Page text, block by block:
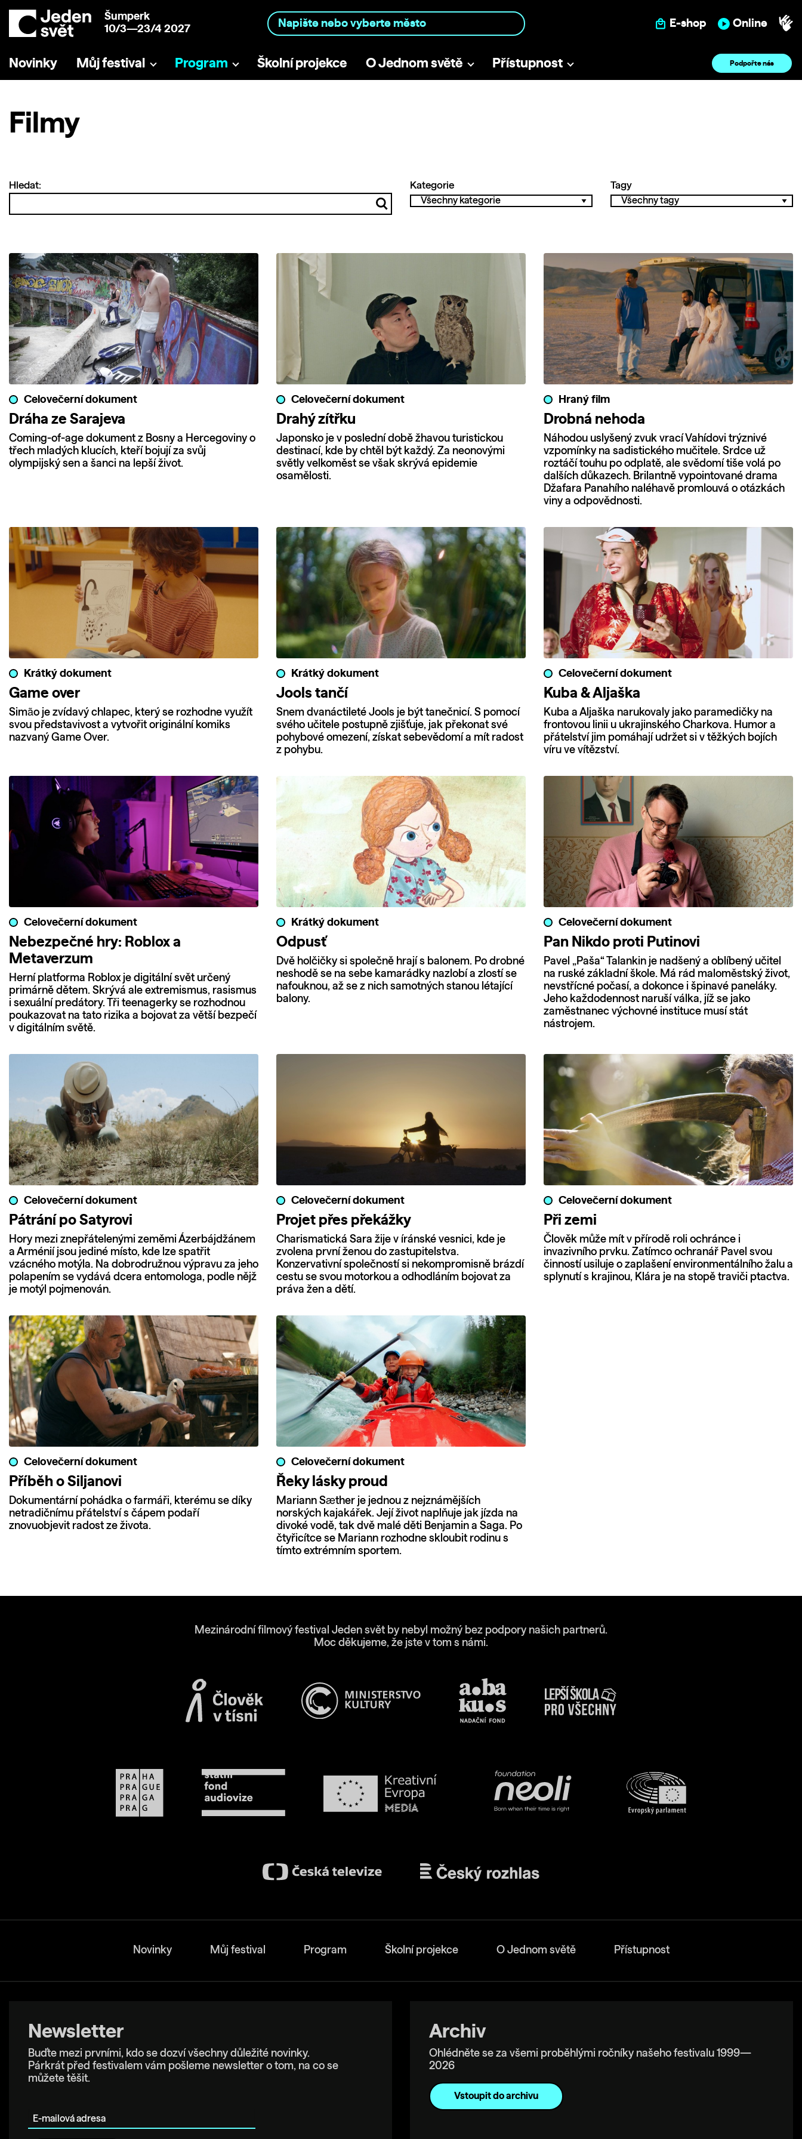
Šumperk
10/3—23/4 2027
E-shop Online
Novinky Můj festival Program Školní projekce O Jednom světě Přístupnost Podpořte nás
Filmy
Hledat: Kategorie Tagy
Celovečerní dokument
Dráha ze Sarajeva
Coming-of-age dokument z Bosny a Hercegoviny o
třech mladých klucích, kteří bojují za svůj
olympijský sen a šanci na lepší život.
Celovečerní dokument
Drahý zítřku
Japonsko je v poslední době žhavou turistickou
destinací, kde by chtěl být každý. Za neonovými
světly velkoměst se však skrývá epidemie
osamělosti.
Hraný film
Drobná nehoda
Náhodou uslyšený zvuk vrací Vahídovi trýznivé
vzpomínky na sadistického mučitele. Srdce už
roztáčí touhu po odplatě, ale svědomí tiše volá po
dalších důkazech. Brilantně vypointované drama
Džafara Panahího naléhavě promlouvá o otázkách
viny a odpovědnosti.
Krátký dokument
Game over
Simão je zvídavý chlapec, který se rozhodne využít
svou představivost a vytvořit originální komiks
nazvaný Game Over.
Krátký dokument
Jools tančí
Snem dvanáctileté Jools je být tanečnicí. S pomocí
svého učitele postupně zjišťuje, jak překonat své
pohybové omezení, získat sebevědomí a mít radost
z pohybu.
Celovečerní dokument
Kuba & Aljaška
Kuba a Aljaška narukovaly jako paramedičky na
frontovou linii u ukrajinského Charkova. Humor a
přátelství jim pomáhají udržet si v těžkých bojích
víru ve vítězství.
Celovečerní dokument
Nebezpečné hry: Roblox a
Metaverzum
Herní platforma Roblox je digitální svět určený
primárně dětem. Skrývá ale extremismus, rasismus
i sexuální predátory. Tři teenagerky se rozhodnou
poukazovat na tato rizika a bojovat za větší bezpečí
v digitálním světě.
Krátký dokument
Odpusť
Dvě holčičky si společně hrají s balonem. Po drobné
neshodě se na sebe kamarádky nazlobí a zlostí se
nafouknou, až se z nich samotných stanou létající
balony.
Celovečerní dokument
Pan Nikdo proti Putinovi
Pavel „Paša“ Talankin je nadšený a oblíbený učitel
na ruské základní škole. Má rád maloměstský život,
nevstřícné počasí, a dokonce i špinavé paneláky.
Jeho každodennost naruší válka, jíž se jako
zaměstnanec výchovné instituce musí stát
nástrojem.
Celovečerní dokument
Pátrání po Satyrovi
Hory mezi znepřátelenými zeměmi Ázerbájdžánem
a Arménií jsou jediné místo, kde lze spatřit
vzácného motýla. Na dobrodružnou výpravu za jeho
polapením se vydává dcera entomologa, podle nějž
je motýl pojmenován.
Celovečerní dokument
Projet přes překážky
Charismatická Sara žije v íránské vesnici, kde je
zvolena první ženou do zastupitelstva.
Konzervativní společností si nekompromisně brázdí
cestu se svou motorkou a odhodláním bojovat za
práva žen a dětí.
Celovečerní dokument
Při zemi
Člověk může mít v přírodě roli ochránce i
invazivního prvku. Zatímco ochranář Pavel svou
činností usiluje o zaplašení environmentálního žalu a
splynutí s krajinou, Klára je na stopě traviči ptactva.
Celovečerní dokument
Příběh o Siljanovi
Dokumentární pohádka o farmáři, kterému se díky
netradičnímu přátelství s čápem podaří
znovuobjevit radost ze života.
Celovečerní dokument
Řeky lásky proud
Mariann Sæther je jednou z nejznámějších
norských kajakářek. Její život naplňuje jak jízda na
divoké vodě, tak dvě malé děti Benjamin a Saga. Po
čtyřicítce se Mariann rozhodne skloubit rodinu s
tímto extrémním sportem.
Mezinárodní filmový festival Jeden svět by nebyl možný bez podpory našich partnerů.
Moc děkujeme, že jste v tom s námi.
Novinky Můj festival Program Školní projekce O Jednom světě Přístupnost
Newsletter
Buďte mezi prvními, kdo se dozví všechny důležité novinky.
Párkrát před festivalem vám pošleme newsletter o tom, na co se
můžete těšit.
Archiv
Ohlédněte se za všemi proběhlými ročníky našeho festivalu 1999—
2026
Vstoupit do archivu